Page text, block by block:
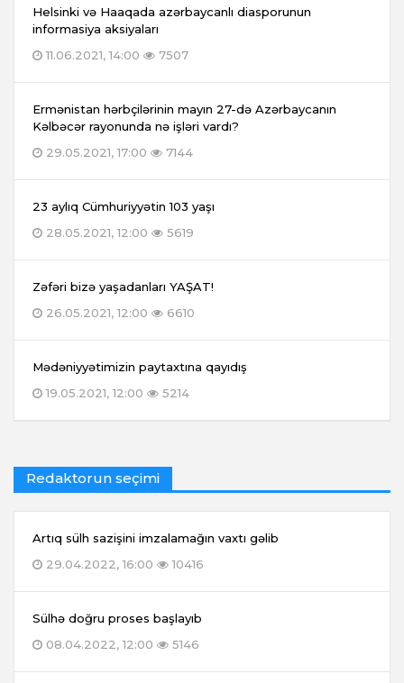
Helsinki və Haaqada azərbaycanlı diasporunun
informasiya aksiyaları
11.06.2021, 14:00
7507
Ermənistan hərbçilərinin mayın 27-də Azərbaycanın
Kəlbəcər rayonunda nə işləri vardı?
29.05.2021, 17:00
7144
23 aylıq Cümhuriyyətin 103 yaşı
28.05.2021, 12:00
5619
Zəfəri bizə yaşadanları YAŞAT!
26.05.2021, 12:00
6610
Mədəniyyətimizin paytaxtına qayıdış
19.05.2021, 12:00
5214
Redaktorun seçimi
Artıq sülh sazişini imzalamağın vaxtı gəlib
29.04.2022, 16:00
10416
Sülhə doğru proses başlayıb
08.04.2022, 12:00
5146